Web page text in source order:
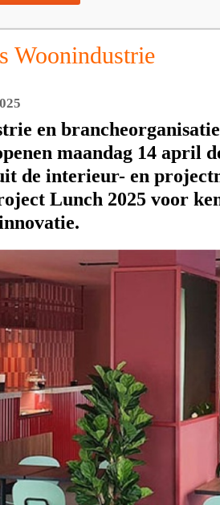
Woonindustrie
en
maandag 14 april
de interieur- en
Lunch 2025 voor